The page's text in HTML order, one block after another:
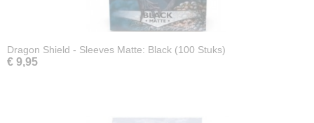
Dragon Shield - Sleeves Matte: Black (100 Stuks)
€ 9,95